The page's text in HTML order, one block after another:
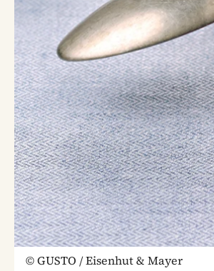
©GUSTO / Eisenhut & Mayer